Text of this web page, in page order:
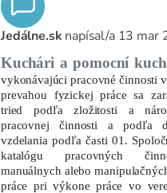
Jedálne.sk napísal/a 13 mar
Kuchári a pomocní
vykonávajúci pracovné činnosti
prevahou fyzickej práce sa
tried podľa zložitosti a
pracovnej činnosti a podľa
vzdelania podľa časti 01.
katalógu pracovných
manuálnych alebo
práce pri výkone práce vo